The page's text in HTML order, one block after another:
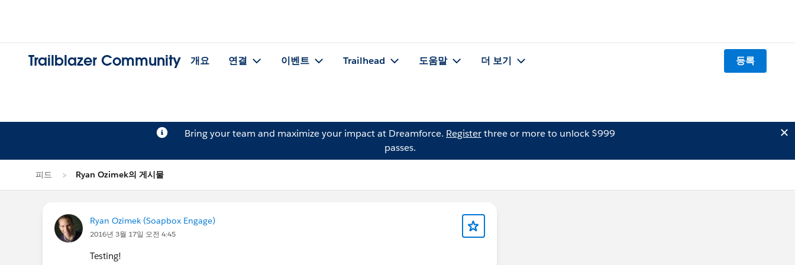
Trailblazer Community 개요 연결 이벤트 Trailhead 도움말 더 보기 등록
Bring your team and maximize your impact at Dreamforce. Registerthree or more to unlock $999
passes.
피드 Ryan Ozimek의 게시물
Ryan Ozimek (Soapbox Engage)
2016년 3월 17일 오전 4:45
Testing!